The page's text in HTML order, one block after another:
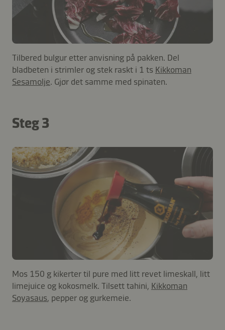
Tilbered bulgur etter anvisning på pakken. Del
bladbeten i strimler og stek raskt i 1 ts Kikkoman
Sesamolje. Gjør det samme med spinaten.
Steg 3
Mos 150 g kikerter til pure med litt revet limeskall, litt
limejuice og kokosmelk. Tilsett tahini, Kikkoman
Soyasaus, pepper og gurkemeie.